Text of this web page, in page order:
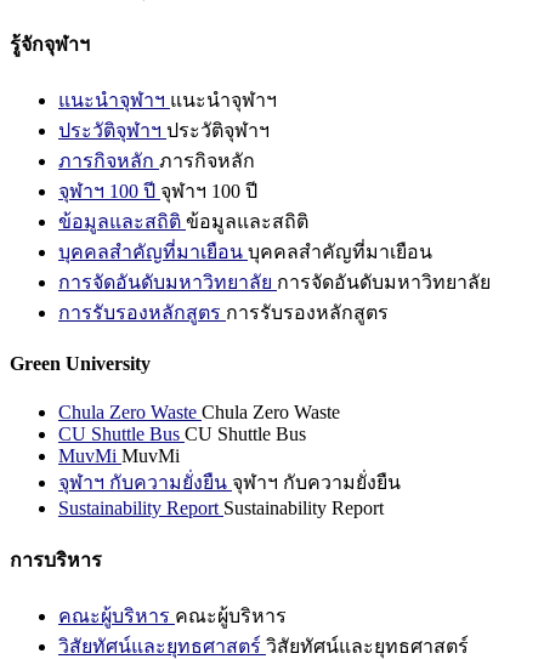
รู้จักจุฬาฯ
แนะนำจุฬาฯ แนะนำจุฬาฯ
ประวัติจุฬาฯ ประวัติจุฬาฯ
ภารกิจหลัก ภารกิจหลัก
จุฬาฯ 100 ปี จุฬาฯ 100 ปี
ข้อมูลและสถิติ ข้อมูลและสถิติ
บุคคลสำคัญที่มาเยือน บุคคลสำคัญที่มาเยือน
การจัดอันดับมหาวิทยาลัย การจัดอันดับมหาวิทยาลัย
การรับรองหลักสูตร การรับรองหลักสูตร
Green University
Chula Zero Waste Chula Zero Waste
CU Shuttle Bus CU Shuttle Bus
MuvMi MuvMi
จุฬาฯ กับความยั่งยืน จุฬาฯ กับความยั่งยืน
Sustainability Report Sustainability Report
การบริหาร
คณะผู้บริหาร คณะผู้บริหาร
วิสัยทัศน์และยุทธศาสตร์ วิสัยทัศน์และยุทธศาสตร์